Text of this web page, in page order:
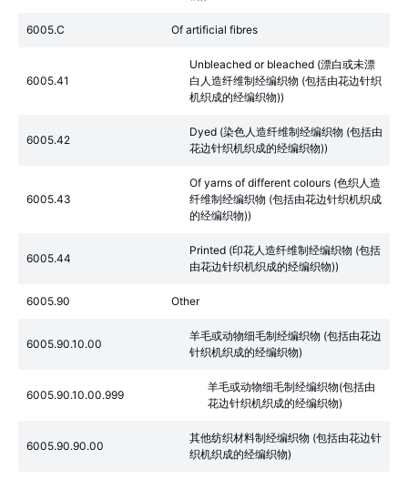
6005.C Of artificial fibres
6005.41
Unbleached or bleached (漂白或未漂
白人造纤维制经编织物 (包括由花边针织
机织成的经编织物))
6005.42
Dyed (染色人造纤维制经编织物 (包括由
花边针织机织成的经编织物))
6005.43
Of yarns of different colours (色织人造
纤维制经编织物 (包括由花边针织机织成
的经编织物))
6005.44
Printed (印花人造纤维制经编织物 (包括
由花边针织机织成的经编织物))
6005.90 Other
6005.90.10.00
羊毛或动物细毛制经编织物 (包括由花边
针织机织成的经编织物)
6005.90.10.00.999
羊毛或动物细毛制经编织物(包括由
花边针织机织成的经编织物)
6005.90.90.00
其他纺织材料制经编织物 (包括由花边针
织机织成的经编织物)